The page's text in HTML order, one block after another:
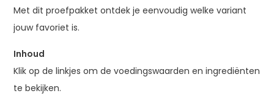
Met dit proefpakket ontdek je eenvoudig welke variant
jouw favoriet is.
Inhoud
Klik op de linkjes om de voedingswaarden en ingrediënten
te bekijken.